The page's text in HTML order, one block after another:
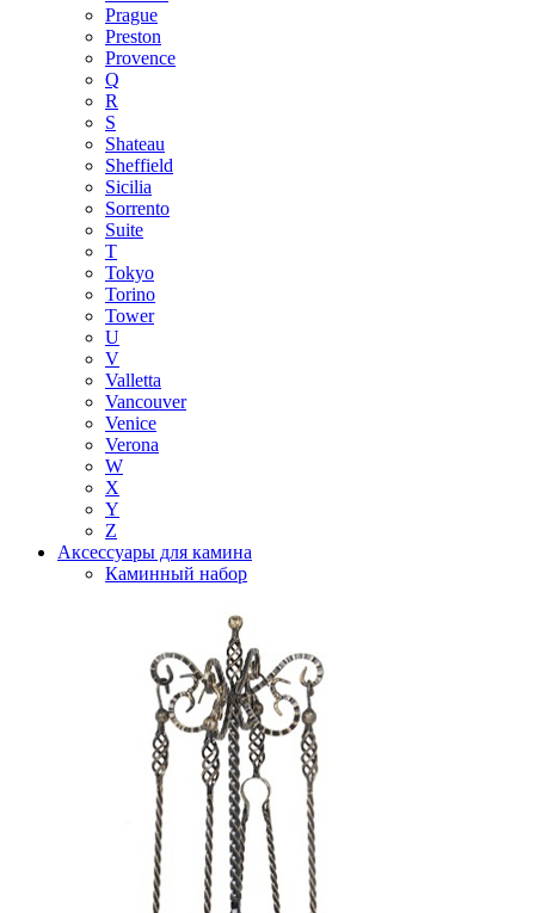
Prague
Preston
Provence
Q
R
S
Shateau
Sheffield
Sicilia
Sorrento
Suite
T
Tokyo
Torino
Tower
U
V
Valletta
Vancouver
Venice
Verona
W
X
Y
Z
Аксессуары для камина
Каминный набор